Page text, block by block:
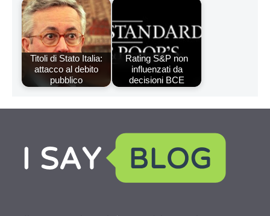
Titoli di Stato Italia:
attacco al debito
pubblico
Rating S&P non
influenzati da
decisioni BCE